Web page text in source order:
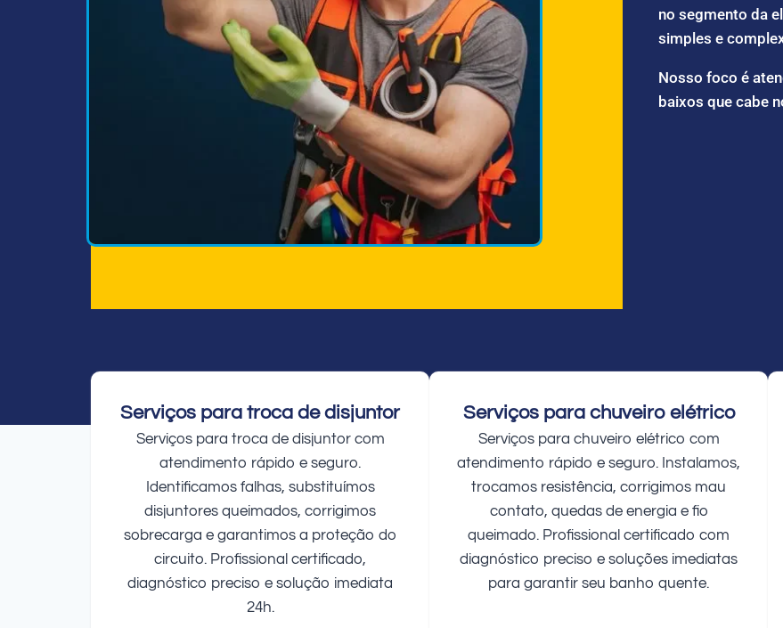
no segmento da
simples e
Nosso foco é
baixos que cabe
Serviços para troca de disjuntor
Serviços para troca de disjuntor com
atendimento rápido e seguro.
Identificamos falhas, substituímos
disjuntores queimados, corrigimos
sobrecarga e garantimos a proteção do
circuito. Profissional certificado,
diagnóstico preciso e solução imediata
24h.
Serviços para chuveiro elétrico
Serviços para chuveiro elétrico com
atendimento rápido e seguro. Instalamos,
trocamos resistência, corrigimos mau
contato, quedas de energia e fio
queimado. Profissional certificado com
diagnóstico preciso e soluções imediatas
para garantir seu banho quente.